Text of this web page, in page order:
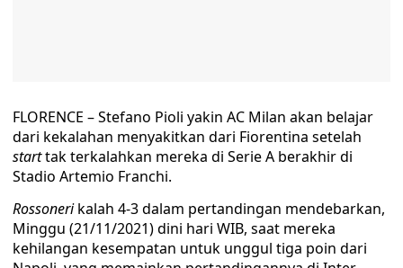
FLORENCE – Stefano Pioli yakin AC Milan akan belajar
dari kekalahan menyakitkan dari Fiorentina setelah
starttak terkalahkan mereka di Serie A berakhir di
Stadio Artemio Franchi.
Rossonerikalah 4-3 dalam pertandingan mendebarkan,
Minggu (21/11/2021) dini hari WIB, saat mereka
kehilangan kesempatan untuk unggul tiga poin dari